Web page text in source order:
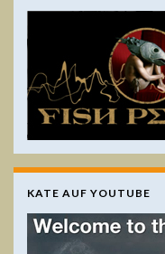
KATE AUF YOUTUBE